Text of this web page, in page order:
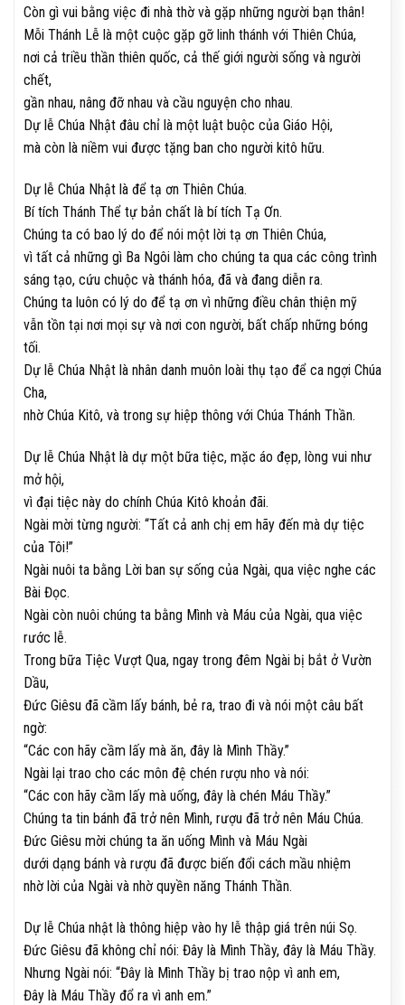
Còn gì vui bằng việc đi nhà thờ và gặp những người bạn thân!
Mỗi Thánh Lễ là một cuộc gặp gỡ linh thánh với Thiên Chúa,
nơi cả triều thần thiên quốc, cả thế giới người sống và người
chết,
gần nhau, nâng đỡ nhau và cầu nguyện cho nhau.
Dự lễ Chúa Nhật đâu chỉ là một luật buộc của Giáo Hội,
mà còn là niềm vui được tặng ban cho người kitô hữu.
Dự lễ Chúa Nhật là để tạ ơn Thiên Chúa.
Bí tích Thánh Thể tự bản chất là bí tích Tạ Ơn.
Chúng ta có bao lý do để nói một lời tạ ơn Thiên Chúa,
vì tất cả những gì Ba Ngôi làm cho chúng ta qua các công trình
sáng tạo, cứu chuộc và thánh hóa, đã và đang diễn ra.
Chúng ta luôn có lý do để tạ ơn vì những điều chân thiện mỹ
vẫn tồn tại nơi mọi sự và nơi con người, bất chấp những bóng
tối.
Dự lễ Chúa Nhật là nhân danh muôn loài thụ tạo để ca ngợi Chúa
Cha,
nhờ Chúa Kitô, và trong sự hiệp thông với Chúa Thánh Thần.
Dự lễ Chúa Nhật là dự một bữa tiệc, mặc áo đẹp, lòng vui như
mở hội,
vì đại tiệc này do chính Chúa Kitô khoản đãi.
Ngài mời từng người: “Tất cả anh chị em hãy đến mà dự tiệc
của Tôi!”
Ngài nuôi ta bằng Lời ban sự sống của Ngài, qua việc nghe các
Bài Đọc.
Ngài còn nuôi chúng ta bằng Mình và Máu của Ngài, qua việc
rước lễ.
Trong bữa Tiệc Vượt Qua, ngay trong đêm Ngài bị bắt ở Vườn
Dầu,
Đức Giêsu đã cầm lấy bánh, bẻ ra, trao đi và nói một câu bất
ngờ:
“Các con hãy cầm lấy mà ăn, đây là Mình Thầy.”
Ngài lại trao cho các môn đệ chén rượu nho và nói:
“Các con hãy cầm lấy mà uống, đây là chén Máu Thầy.”
Chúng ta tin bánh đã trở nên Mình, rượu đã trở nên Máu Chúa.
Đức Giêsu mời chúng ta ăn uống Mình và Máu Ngài
dưới dạng bánh và rượu đã được biến đổi cách mầu nhiệm
nhờ lời của Ngài và nhờ quyền năng Thánh Thần.
Dự lễ Chúa nhật là thông hiệp vào hy lễ thập giá trên núi Sọ.
Đức Giêsu đã không chỉ nói: Đây là Mình Thầy, đây là Máu Thầy.
Nhưng Ngài nói: “Đây là Mình Thầy bị trao nộp vì anh em,
Đây là Máu Thầy đổ ra vì anh em.”